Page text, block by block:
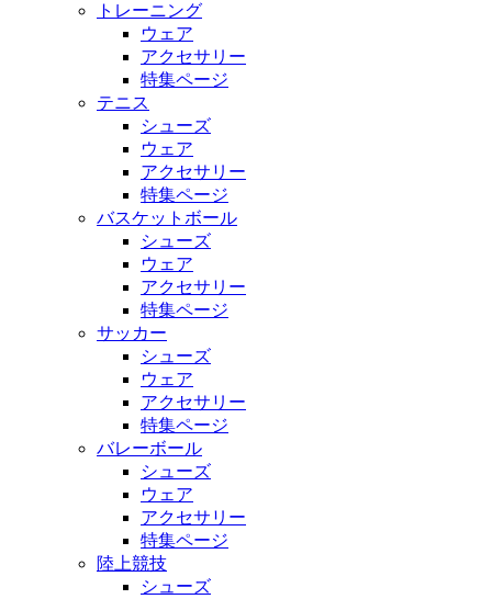
トレーニング
ウェア
アクセサリー
特集ページ
テニス
シューズ
ウェア
アクセサリー
特集ページ
バスケットボール
シューズ
ウェア
アクセサリー
特集ページ
サッカー
シューズ
ウェア
アクセサリー
特集ページ
バレーボール
シューズ
ウェア
アクセサリー
特集ページ
陸上競技
シューズ